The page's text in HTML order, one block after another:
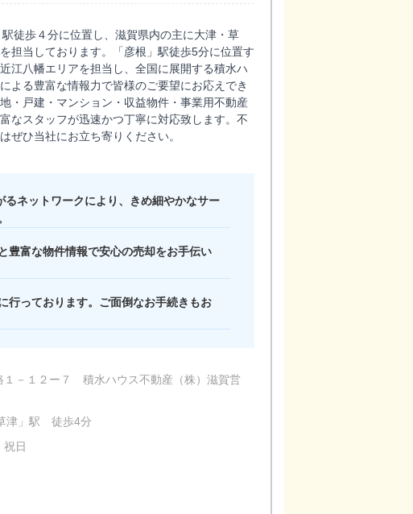
徒歩４分に位置し、滋賀県内の主に大津・草
担当しております。「彦根」駅徒歩5分に位置す
江八幡エリアを担当し、全国に展開する積水ハ
よる豊富な情報力で皆様のご要望にお応えでき
・戸建・マンション・収益物件・事業用不動産
なスタッフが迅速かつ丁寧に対応致します。不
ぜひ当社にお立ち寄りください。
るネットワークにより、きめ細やかなサー
豊富な物件情報で安心の売却をお手伝い
行っております。ご面倒なお手続きもお
１－１２ー７ 積水ハウス不動産（株）滋賀営
津」駅 徒歩4分
祝日